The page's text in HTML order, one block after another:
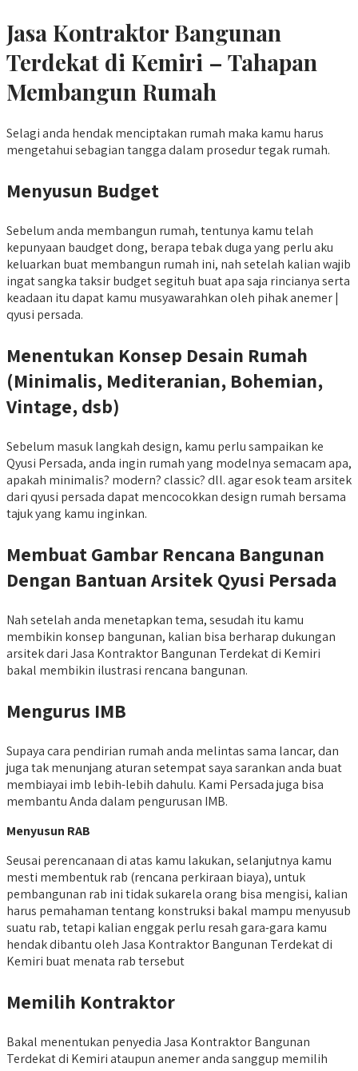
Jasa Kontraktor Bangunan
Terdekat di Kemiri – Tahapan
Membangun Rumah
Selagi anda hendak menciptakan rumah maka kamu harus
mengetahui sebagian tangga dalam prosedur tegak rumah.
Menyusun Budget
Sebelum anda membangun rumah, tentunya kamu telah
kepunyaan baudget dong, berapa tebak duga yang perlu aku
keluarkan buat membangun rumah ini, nah setelah kalian wajib
ingat sangka taksir budget segituh buat apa saja rincianya serta
keadaan itu dapat kamu musyawarahkan oleh pihak anemer |
qyusi persada.
Menentukan Konsep Desain Rumah
(Minimalis, Mediteranian, Bohemian,
Vintage, dsb)
Sebelum masuk langkah design, kamu perlu sampaikan ke
Qyusi Persada, anda ingin rumah yang modelnya semacam apa,
apakah minimalis? modern? classic? dll. agar esok team arsitek
dari qyusi persada dapat mencocokkan design rumah bersama
tajuk yang kamu inginkan.
Membuat Gambar Rencana Bangunan
Dengan Bantuan Arsitek Qyusi Persada
Nah setelah anda menetapkan tema, sesudah itu kamu
membikin konsep bangunan, kalian bisa berharap dukungan
arsitek dari Jasa Kontraktor Bangunan Terdekat di Kemiri
bakal membikin ilustrasi rencana bangunan.
Mengurus IMB
Supaya cara pendirian rumah anda melintas sama lancar, dan
juga tak menunjang aturan setempat saya sarankan anda buat
membiayai imb lebih-lebih dahulu. Kami Persada juga bisa
membantu Anda dalam pengurusan IMB.
Menyusun RAB
Seusai perencanaan di atas kamu lakukan, selanjutnya kamu
mesti membentuk rab (rencana perkiraan biaya), untuk
pembangunan rab ini tidak sukarela orang bisa mengisi, kalian
harus pemahaman tentang konstruksi bakal mampu menyusub
suatu rab, tetapi kalian enggak perlu resah gara-gara kamu
hendak dibantu oleh Jasa Kontraktor Bangunan Terdekat di
Kemiri buat menata rab tersebut
Memilih Kontraktor
Bakal menentukan penyedia Jasa Kontraktor Bangunan
Terdekat di Kemiri ataupun anemer anda sanggup memilih